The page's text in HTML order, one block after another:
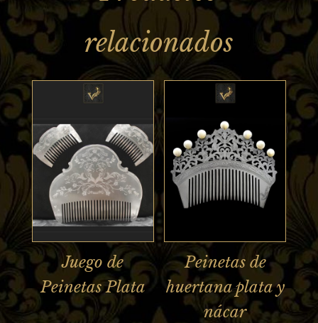
relacionados
Juego de
Peinetas Plata
Peinetas de
huertana plata y
nácar